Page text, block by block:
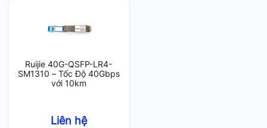
Ruijie 40G-QSFP-LR4-
SM1310 – Tốc Độ 40Gbps
với 10km
Liên hệ